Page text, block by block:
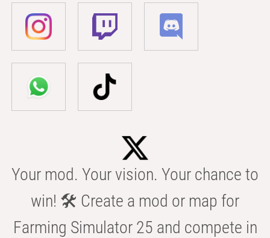
Your mod. Your vision. Your chance to
win! 🛠️ Create a mod or map for
Farming Simulator 25 and compete in